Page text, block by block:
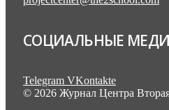
СОЦИАЛЬНЫЕ
Telegram VKontakte
© 2026 Журнал Центра